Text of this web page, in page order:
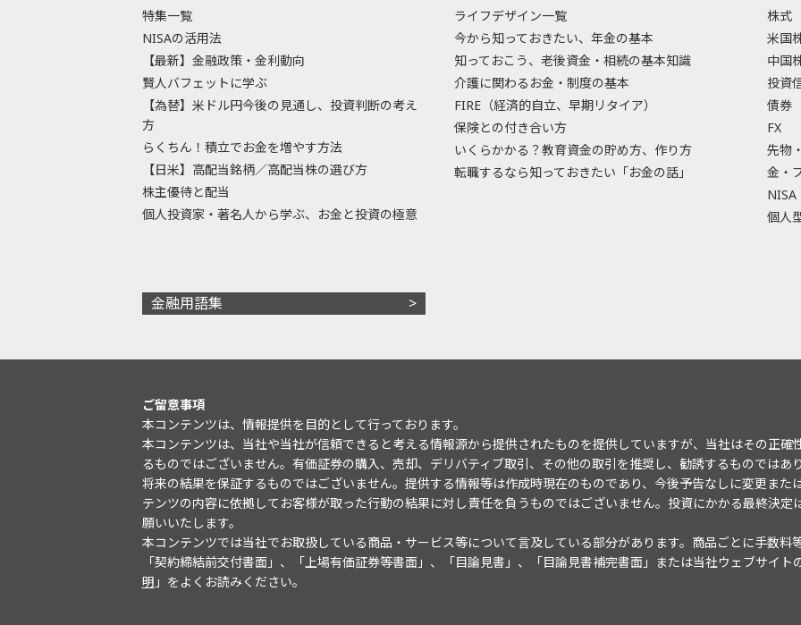
特集一覧
NISAの活用法
【最新】金融政策・金利動向
賢人バフェットに学ぶ
【為替】米ドル円今後の見通し、投資判断の考え
方
らくちん！積立でお金を増やす方法
【日米】高配当銘柄／高配当株の選び方
株主優待と配当
個人投資家・著名人から学ぶ、お金と投資の極意
ライフデザイン一覧
今から知っておきたい、年金の基本
知っておこう、老後資金・相続の基本知識
介護に関わるお金・制度の基本
FIRE（経済的自立、早期リタイア）
保険との付き合い方
いくらかかる？教育資金の貯め方、作り方
転職するなら知っておきたい「お金の話」
株式
米国
中国
投資
債券
FX
先物
金・
NISA
個人
金融用語集
ご留意事項
本コンテンツは、情報提供を目的として行っております。
本コンテンツは、当社や当社が信頼できると考える情報源から提供されたものを提供していますが、当社はその正
るものではございません。有価証券の購入、売却、デリバティブ取引、その他の取引を推奨し、勧誘するものではあ
将来の結果を保証するものではございません。提供する情報等は作成時現在のものであり、今後予告なしに変更また
テンツの内容に依拠してお客様が取った行動の結果に対し責任を負うものではございません。投資にかかる最終決
願いいたします。
本コンテンツでは当社でお取扱している商品・サービス等について言及している部分があります。商品ごとに手数料
「契約締結前交付書面」、「上場有価証券等書面」、「目論見書」、「目論見書補完書面」または当社ウェブサイト
明 」をよくお読みください。